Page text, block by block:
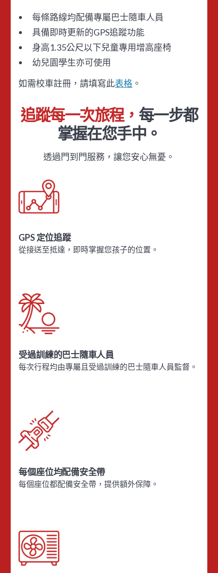
每條路線均配備專屬巴士隨車人員
具備即時更新的GPS追蹤功能
身高1.35公尺以下兒童專用增高座椅
幼兒園學生亦可使用
如需校車註冊，請填寫此表格 。
追蹤每一次旅程， 每一步都
掌握在您手中。
透過門到門服務，讓您安心無憂。
GPS 定位追蹤
從接送至抵達，即時掌握您孩子的位置。
受過訓練的巴士隨車人員
每次行程均由專屬且受過訓練的巴士隨車人員監督。
每個座位均配備安全帶
每個座位都配備安全帶，提供額外保障。